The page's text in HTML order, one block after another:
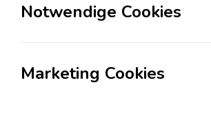
Möchten Sie diesen
automatisch über neue
Notwendige Cookies
Marketing Cookies